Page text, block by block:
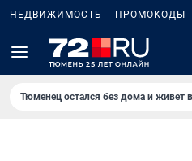
НЕДВИЖИМОСТЬ ПРОМОКОДЫ
Тюменец остался без дома и живет